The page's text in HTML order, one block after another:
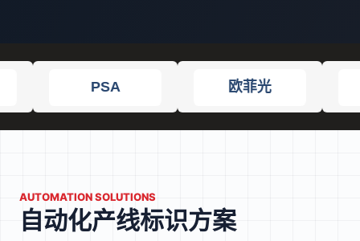
AUTOMATION SOLUTIONS
自动化产线标识方案